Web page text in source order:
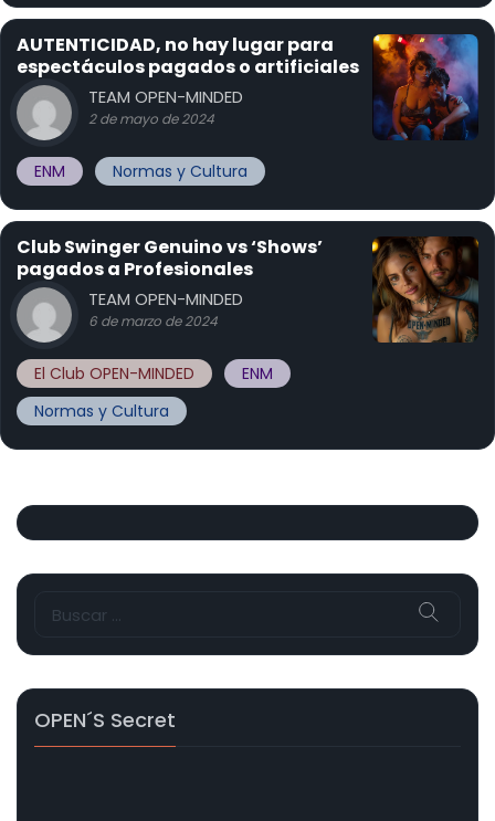
AUTENTICIDAD, no hay lugar para
espectáculos pagados o artificiales
TEAM OPEN-MINDED
2 de mayo de 2024
ENM Normas y Cultura
Club Swinger Genuino vs ‘Shows’
pagados a Profesionales
TEAM OPEN-MINDED
6 de marzo de 2024
El Club OPEN-MINDED
ENM
Normas y Cultura
OPEN´s Secret